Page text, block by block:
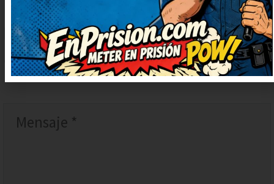
DEJARUN
COMENTARIO